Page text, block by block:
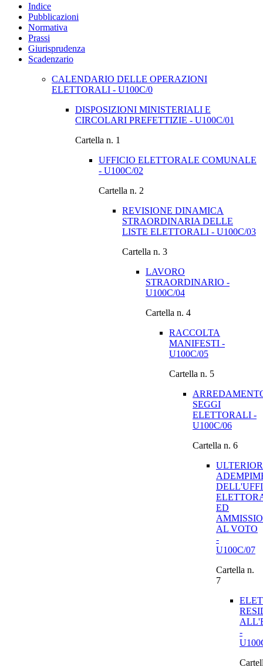
Indice
Pubblicazioni
Normativa
Prassi
Giurisprudenza
Scadenzario
CALENDARIO DELLE OPERAZIONI
ELETTORALI - U100C/0
DISPOSIZIONI MINISTERIALI E
CIRCOLARI PREFETTIZIE - U100C/01
Cartella n. 1
UFFICIO ELETTORALE COMUNALE
- U100C/02
Cartella n. 2
REVISIONE DINAMICA
STRAORDINARIA DELLE
LISTE ELETTORALI - U100C/03
Cartella n. 3
LAVORO
STRAORDINARIO -
U100C/04
Cartella n. 4
RACCOLTA
MANIFESTI -
U100C/05
Cartella n. 5
SEGGI
ELETTORALI -
U100C/06
Cartella n. 6
ED
AL VOTO
-
U100C/07
Cartella n.
7
-